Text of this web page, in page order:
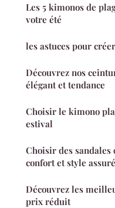
Les 5 kimonos de
votre été
les astuces pour
Découvrez nos
élégant et tendance
Choisir le kimono
estival
Choisir des
confort et style
Découvrez les
prix réduit